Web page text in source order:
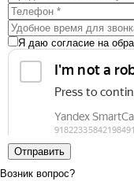
Я даю согласие на
Отправить
Возник вопрос?